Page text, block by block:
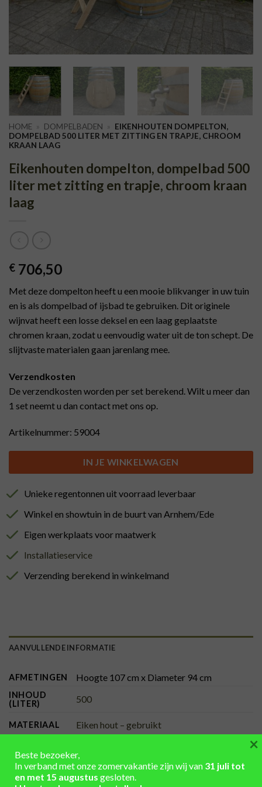
HOME » DOMPELBADEN » EIKENHOUTEN DOMPELTON,
DOMPELBAD 500 LITER MET ZITTING EN TRAPJE, CHROOM
KRAAN LAAG
Eikenhouten dompelton, dompelbad 500
liter met zitting en trapje, chroom kraan
laag
€ 706,50
Met deze dompelton heeft u een mooie blikvanger in uw tuin
en is als dompelbad of ijsbad te gebruiken. Dit originele
wijnvat heeft een losse deksel en een laag geplaatste
chromen kraan, zodat u eenvoudig water uit de ton schept. De
slijtvaste materialen gaan jarenlang mee.
Verzendkosten
De verzendkosten worden per set berekend. Wilt u meer dan
1 set neemt u dan contact met ons op.
Artikelnummer: 59004
IN JE WINKELWAGEN
Unieke regentonnen uit voorraad leverbaar
Winkel en showtuin in de buurt van Arnhem/Ede
Eigen werkplaats voor maatwerk
Installatieservice
Verzending berekend in winkelmand
AANVULLENDE INFORMATIE
AFMETINGEN Hoogte 107 cm x Diameter 94 cm
INHOUD
(LITER)
500
MATERIAAL Eiken hout – gebruikt
BANDEN
KLEUR HOUT onbehandeld
Beste bezoeker,
In verband met onze zomervakantie zijn wij van 31 juli tot
en met 15 augustus gesloten.
×